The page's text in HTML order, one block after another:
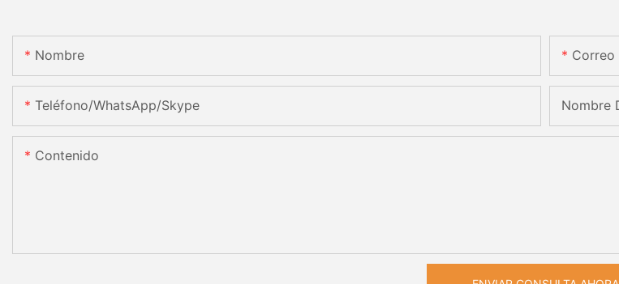
Nombre Correo
Teléfono/WhatsApp/Skype Nombre
Contenido